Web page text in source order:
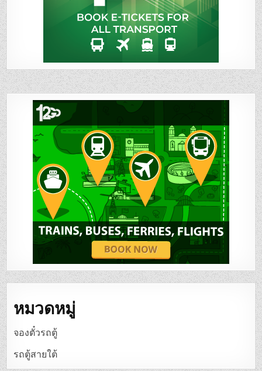
หมวดหมู่
จองตั๋วรถตู้
รถตู้สายใต้